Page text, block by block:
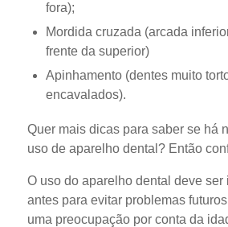
fora);
Mordida cruzada (arcada
frente da superior)
Apinhamento (dentes muito
encavalados).
Quer mais dicas para saber se há
uso de aparelho dental? Então
O uso do aparelho dental deve
antes para evitar problemas
uma preocupação por conta da